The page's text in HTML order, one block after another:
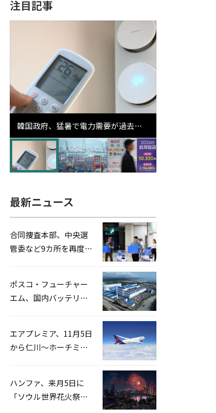
注目記事
韓国政府、猛暑で電力需要が過去最
高更新の可能性に需給対応体制を点
検
最新ニュース
合同捜査本部、中央選
管委など9カ所を再度家
ポスコ・フューチャー
エム、国内バッテリー
エアプレミア、11月5日
から仁川〜ホーチミン
ハンファ、来月5日に
「ソウル世界花火祭り